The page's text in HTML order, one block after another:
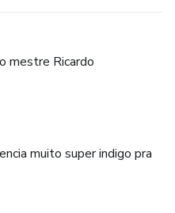
mestre Ricardo
muito super indigo pra